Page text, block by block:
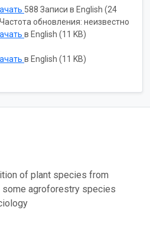
588 Записи в English (24
обновления: неизвестно
в English (11 KB)
в English (11 KB)
of plant species from
agroforestry species